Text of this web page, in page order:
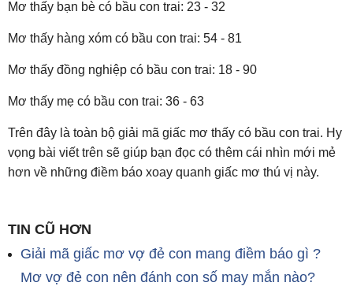
Mơ thấy bạn bè có bầu con trai: 23 - 32
Mơ thấy hàng xóm có bầu con trai: 54 - 81
Mơ thấy đồng nghiệp có bầu con trai: 18 - 90
Mơ thấy mẹ có bầu con trai: 36 - 63
Trên đây là toàn bộ giải mã giấc mơ thấy có bầu con trai. Hy
vọng bài viết trên sẽ giúp bạn đọc có thêm cái nhìn mới mẻ
hơn về những điềm báo xoay quanh giấc mơ thú vị này.
TIN CŨ HƠN
Giải mã giấc mơ vợ đẻ con mang điềm báo gì ?
Mơ vợ đẻ con nên đánh con số may mắn nào?